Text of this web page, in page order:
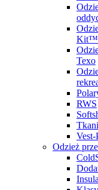
Kit™
Texo
RWS
Vest-
Odzież